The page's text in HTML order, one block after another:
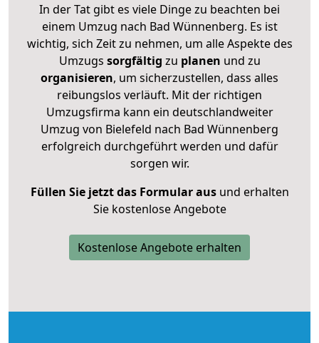
In der Tat gibt es viele Dinge zu beachten bei
einem Umzug nach Bad Wünnenberg. Es ist
wichtig, sich Zeit zu nehmen, um alle Aspekte des
Umzugs sorgfältig zu planen und zu
organisieren, um sicherzustellen, dass alles
reibungslos verläuft. Mit der richtigen
Umzugsfirma kann ein deutschlandweiter
Umzug von Bielefeld nach Bad Wünnenberg
erfolgreich durchgeführt werden und dafür
sorgen wir.
Füllen Sie jetzt das Formular ausund erhalten
Sie kostenlose Angebote
Kostenlose Angebote erhalten